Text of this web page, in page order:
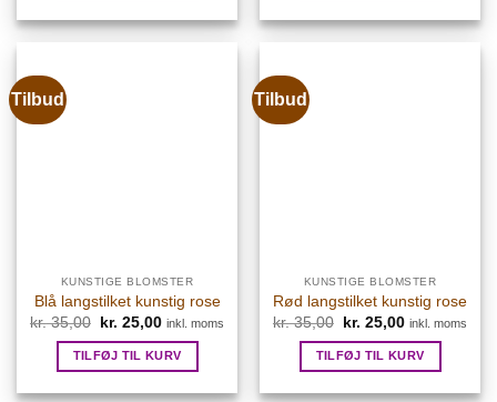
Tilbud
KUNSTIGE BLOMSTER
Blå langstilket kunstig rose
kr.35,00
Den
pris
var:
kr. 25,00 Den
pris
er:
inkl. moms
TILFØJ TIL KURV
Tilbud
KUNSTIGE BLOMSTER
Rød langstilket kunstig rose
kr.35,00
Den
pris
var:
kr. 25,00 Den
pris
er:
inkl. moms
TILFØJ TIL KURV